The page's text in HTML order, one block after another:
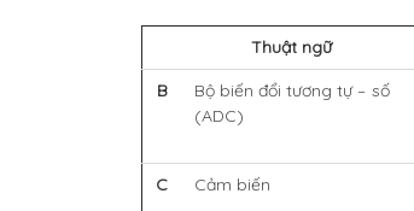
Thuật ngữ
B
Bộ biến đổi tương tự – số
(ADC)
C Cảm biến